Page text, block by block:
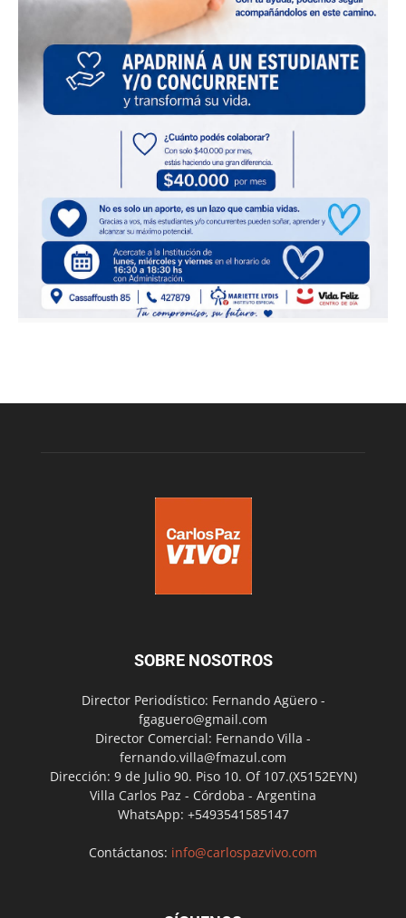
SOBRE NOSOTROS
Director Periodístico: Fernando Agüero -
fgaguero@gmail.com
Director Comercial: Fernando Villa -
fernando.villa@fmazul.com
Dirección: 9 de Julio 90. Piso 10. Of 107.(X5152EYN)
Villa Carlos Paz - Córdoba - Argentina
WhatsApp: +5493541585147
Contáctanos: info@carlospazvivo.com